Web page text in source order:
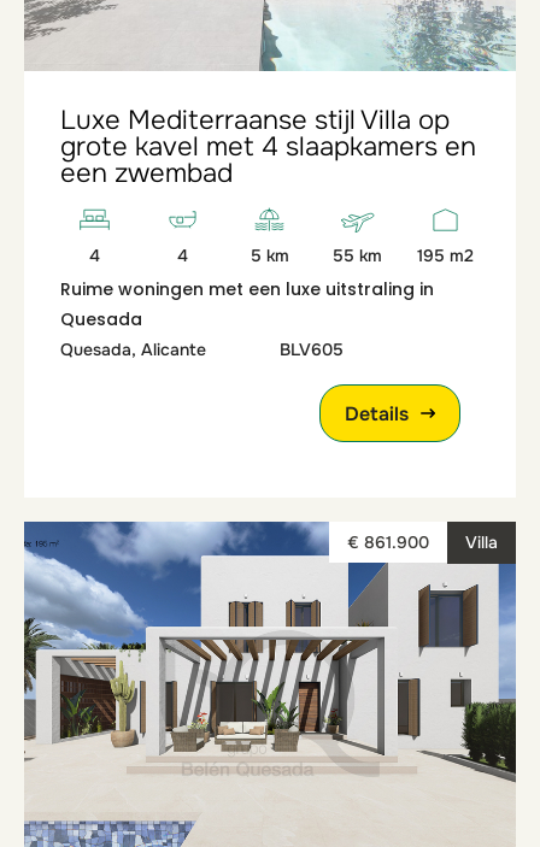
Luxe Mediterraanse stijl Villa op
grote kavel met 4 slaapkamers en
een zwembad
4 4 5 km 55 km 195 m2
Ruime woningen met een luxe uitstraling in
Quesada
Quesada, Alicante BLV605
Details
Villa
€ 861.900